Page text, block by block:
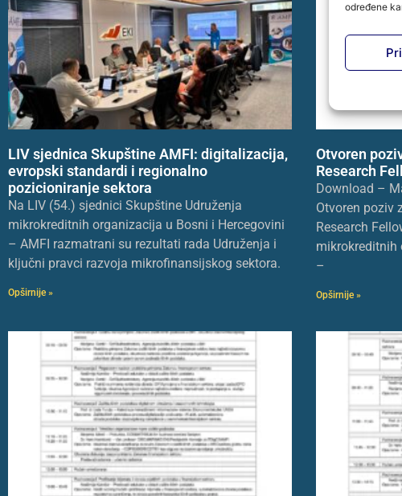
određene
LIV sjednica Skupštine AMFI: digitalizacija,
evropski standardi i regionalno
pozicioniranje sektora
Na LIV (54.) sjednici Skupštine Udruženja
mikrokreditnih organizacija u Bosni i Hercegovini
– AMFI razmatrani su rezultati rada Udruženja i
ključni pravci razvoja mikrofinansijskog sektora.
Opširnije »
Otvoren
Research
Download –
Otvoren poziv
Research
mikrokreditnih
–
Opširnije »